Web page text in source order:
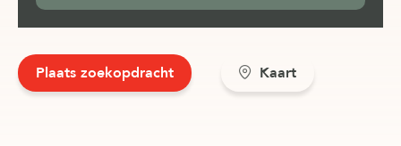
Plaats zoekopdracht Kaart